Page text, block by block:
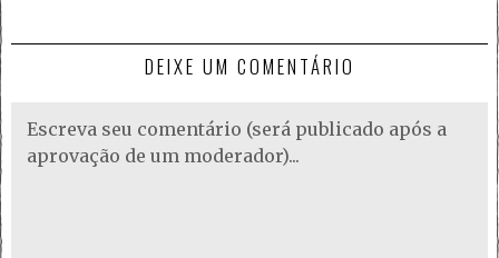
DEIXE UM COMENTÁRIO